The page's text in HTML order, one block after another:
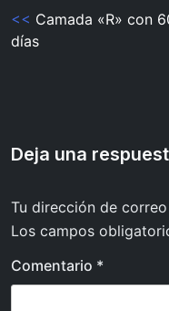
Navegación
de
<< Camada «R» con
días
Deja una
Tu dirección de
Los campos
Comentario *